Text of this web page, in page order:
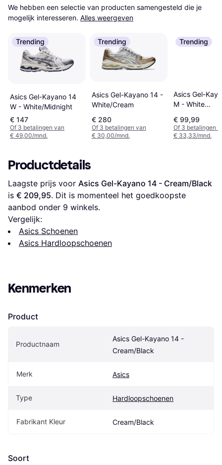
We hebben een selectie van producten samengesteld die je
mogelijk interesseren. Alles weergeven
Trending
Asics Gel-Kayano 14
W - White/Midnight
€ 147
Of 3 betalingen van
€ 49,00/mnd.
Trending
Asics Gel-Kayano 14 -
White/Cream
€ 280
Of 3 betalingen van
€ 30,00/mnd.
Trending
Asics Gel-
M - White
€ 99,99
Of 3 betalingen
€ 33,33/mnd.
Productdetails
Laagste prijs voor Asics Gel-Kayano 14 - Cream/Black
is € 209,95. Dit is momenteel het goedkoopste
aanbod onder 9 winkels.
Vergelijk:
Asics Schoenen
Asics Hardloopschoenen
Kenmerken
Product
Productnaam
Asics Gel-Kayano 14 -
Cream/Black
Merk Asics
Type Hardloopschoenen
Fabrikant Kleur Cream/Black
Soort